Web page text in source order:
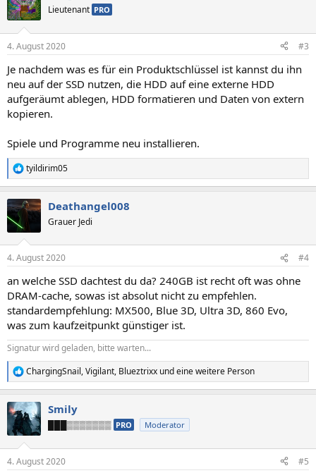
t
i
e
:
Lieutenant PRO
4. August 2020 #3
Je nachdem was es für ein Produktschlüssel ist kannst du ihn
neu auf der SSD nutzen, die HDD auf eine externe HDD
aufgeräumt ablegen, HDD formatieren und Daten von extern
kopieren.
Spiele und Programme neu installieren.
R
e
k
t
e
:
tyildirim05
Deathangel008
Grauer Jedi
4. August 2020 #4
an welche SSD dachtest du da? 240GB ist recht oft was ohne
DRAM-cache, sowas ist absolut nicht zu empfehlen.
standardempfehlung: MX500, Blue 3D, Ultra 3D, 860 Evo,
was zum kaufzeitpunkt günstiger ist.
Signatur wird geladen, bitte warten...
R
e
k
t
i
e
ChargingSnail,Vigilant, Blueztrixx und eine weitere Person
Smily
███▒▒▒▒▒▒▒ PRO Moderator
4. August 2020 #5